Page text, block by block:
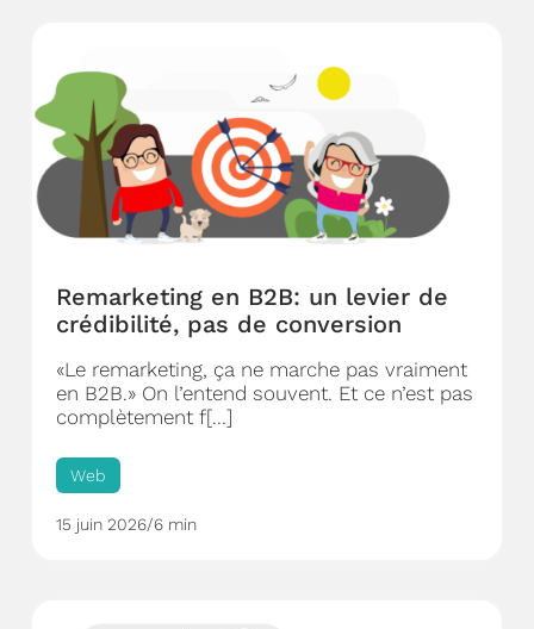
Remarketing en B2B: un levier de
crédibilité, pas de conversion
«Le remarketing, ça ne marche pas vraiment
en B2B.» On l’entend souvent. Et ce n’est pas
complètement f[...]
Web
15 juin 2026/6 min